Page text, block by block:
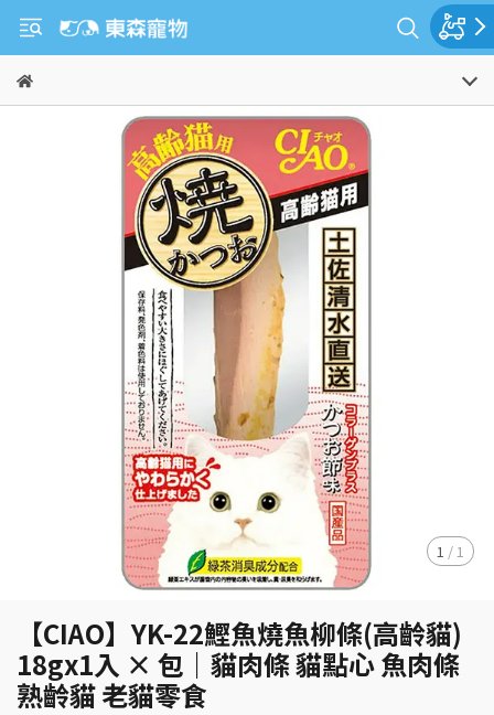
1 / 1
【CIAO】YK-22鰹魚燒魚柳條(高齡貓)
18gx1入 × 包｜貓肉條 貓點心 魚肉條
熟齡貓 老貓零食